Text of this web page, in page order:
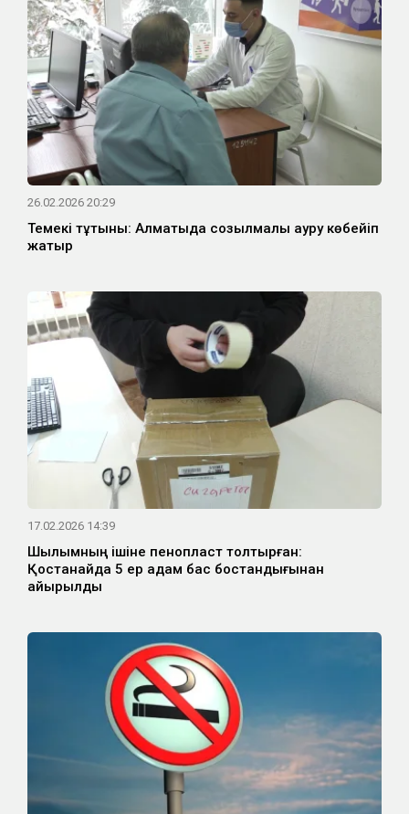
26.02.2026 20:29
Темекі тұтқыны: Алматыда созылмалы ауру көбейіп
жатыр
17.02.2026 14:39
Шылымның ішіне пенопласт толтырған:
Қостанайда 5 ер адам бас бостандығынан
айырылды